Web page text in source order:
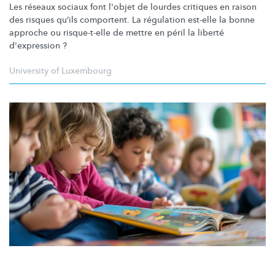
Les réseaux sociaux font l'objet de lourdes critiques en raison
des risques qu’ils comportent. La régulation est-elle la bonne
approche ou risque-t-elle de mettre en péril la liberté
d'expression ?
University of Luxembourg